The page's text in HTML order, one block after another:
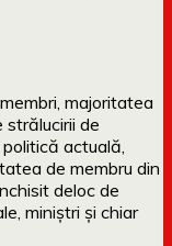
majoritatea
strălucirii de
actuală,
de membru din
deloc de
miniștri și chiar